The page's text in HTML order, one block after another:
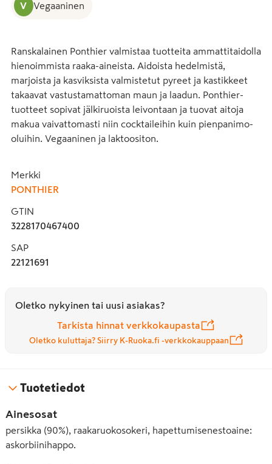
V Vegaaninen
Ranskalainen Ponthier valmistaa tuotteita ammattitaidolla
hienoimmista raaka-aineista. Aidoista hedelmistä,
marjoista ja kasviksista valmistetut pyreet ja kastikkeet
takaavat vastustamattoman maun ja laadun. Ponthier-
tuotteet sopivat jälkiruoista leivontaan ja tuovat aitoja
makua vaivattomasti niin cocktaileihin kuin pienpanimo-
oluihin. Vegaaninen ja laktoositon.
Merkki
PONTHIER
GTIN
3228170467400
SAP
22121691
Oletko nykyinen tai uusi asiakas?
Tarkista hinnat verkkokaupasta
Oletko kuluttaja? Siirry K-Ruoka.fi -verkkokauppaan
Tuotetiedot
Ainesosat
persikka (90%), raakaruokosokeri, hapettumisenestoaine:
askorbiinihappo.